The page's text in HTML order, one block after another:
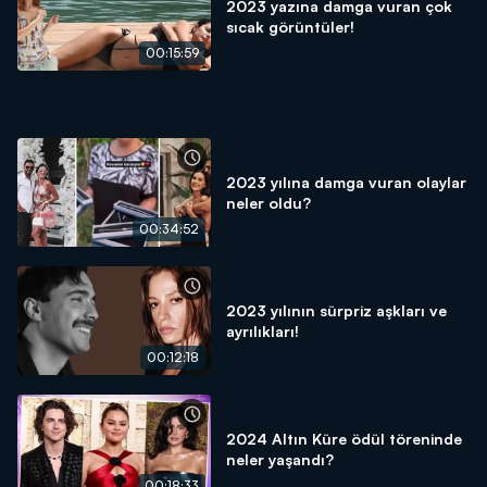
00:15:59
2023 yazına damga vuran çok
sıcak görüntüler!
00:34:52
2023 yılına damga vuran olaylar
neler oldu?
00:12:18
2023 yılının sürpriz aşkları ve
ayrılıkları!
2024 Altın Küre ödül töreninde
neler yaşandı?